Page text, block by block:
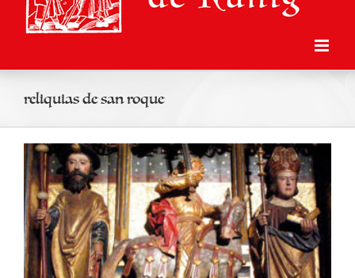
reliquias de san roque